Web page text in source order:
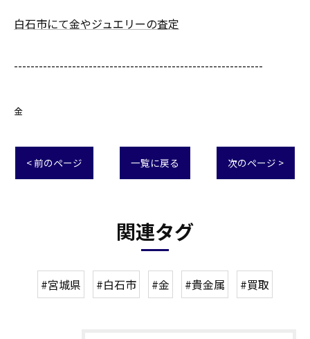
白石市にて金やジュエリーの査定
------------------------------------------------------------
金
< 前のページ 一覧に戻る 次のページ >
関連タグ
#宮城県 #白石市 #金 #貴金属 #買取